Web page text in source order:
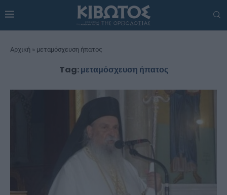
Αρχική » μεταμόσχευση ήπατος
Tag:μεταμόσχευση ήπατος